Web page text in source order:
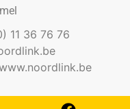
11 36 76 76